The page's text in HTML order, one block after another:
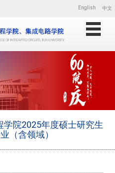
English 中文
院2025年度硕士研究生
（含领域）